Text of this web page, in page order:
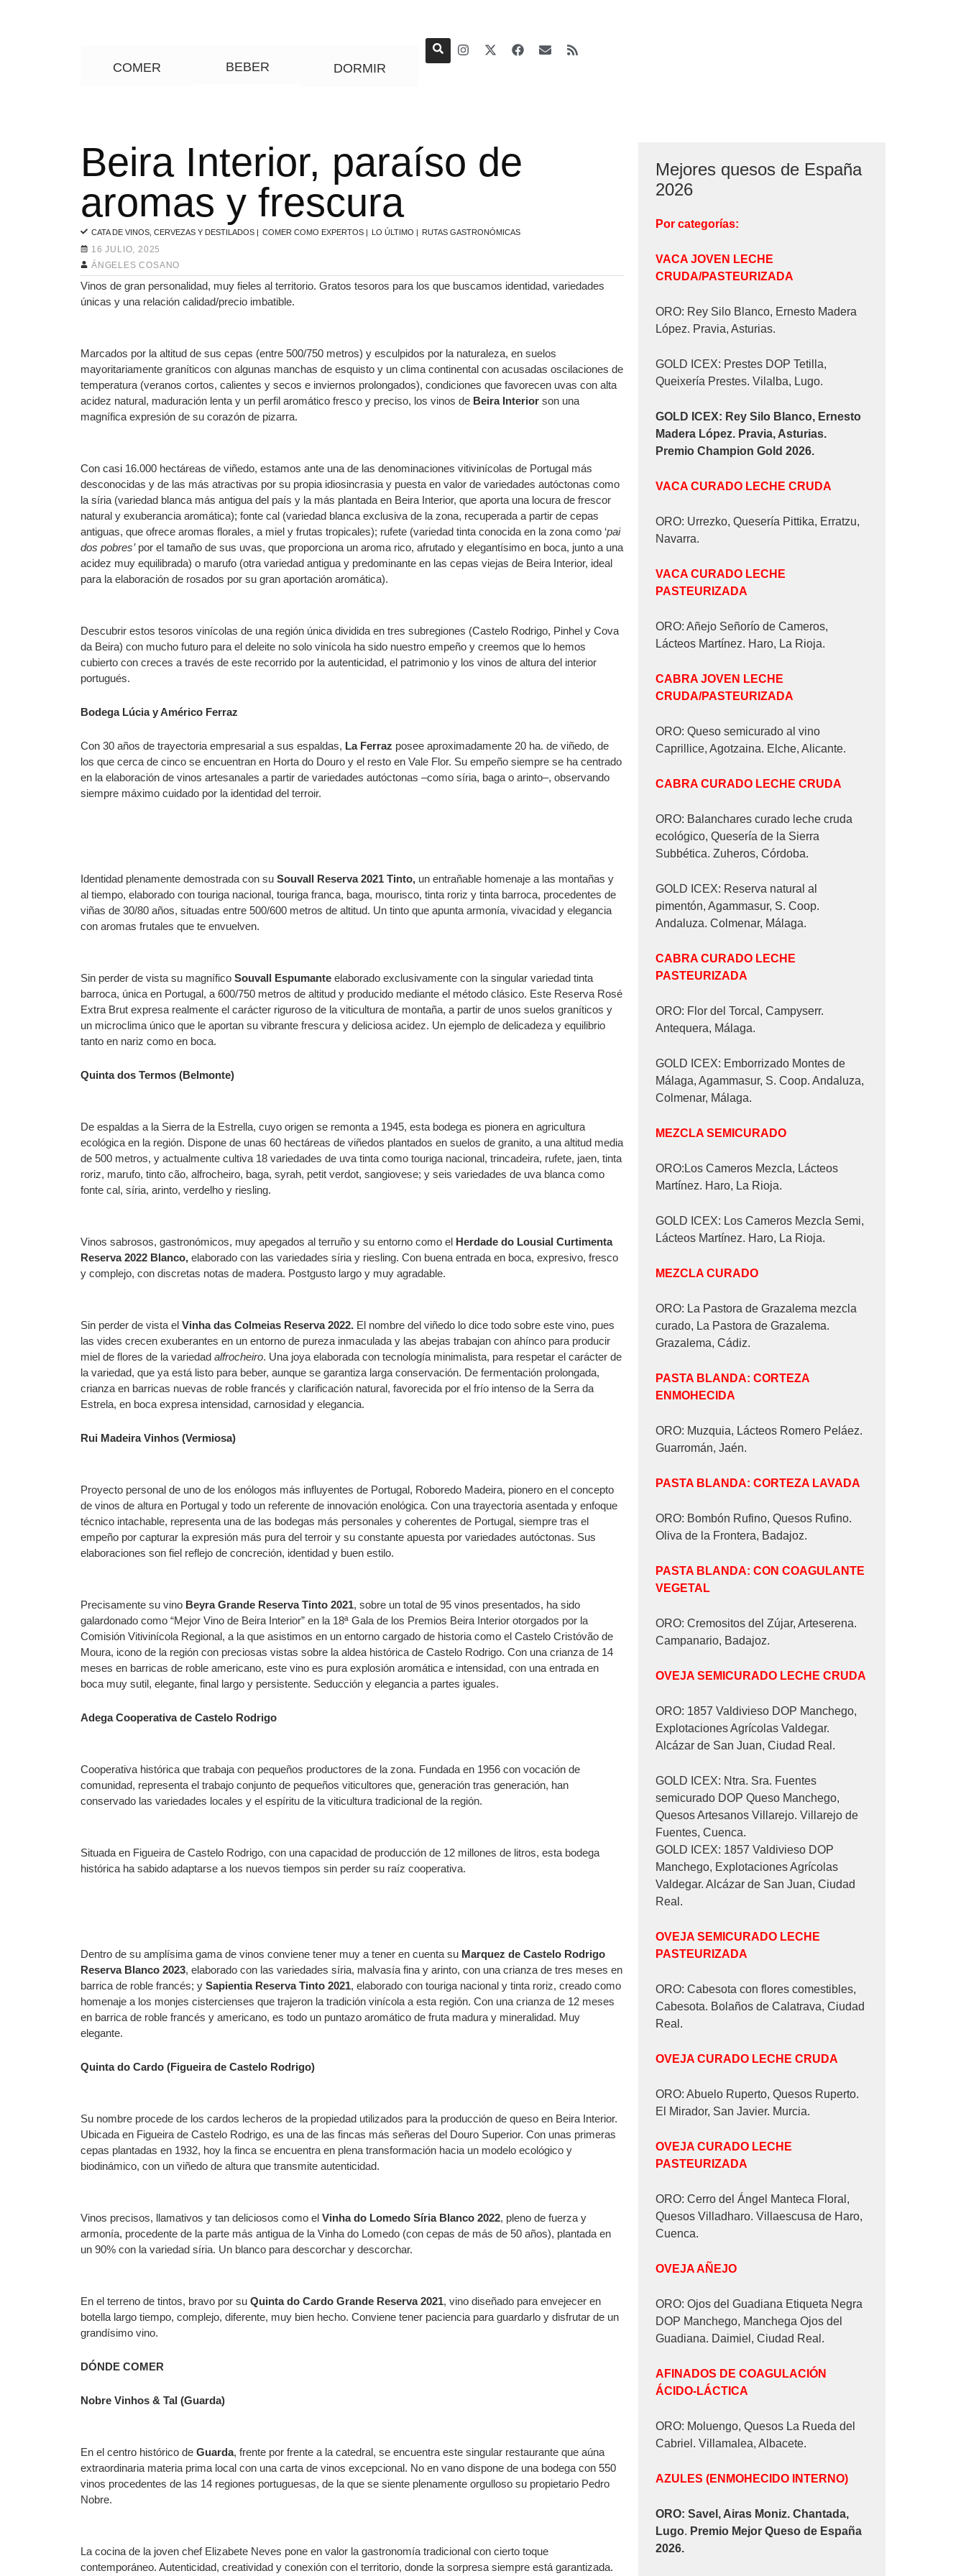
COMER BEBER DORMIR
Beira Interior, paraíso de
aromas y frescura
CATA DE VINOS, CERVEZAS Y DESTILADOS | COMER COMO EXPERTOS | LO ÚLTIMO | RUTAS GASTRONÓMICAS
16 JULIO, 2025
ÁNGELES COSANO
Vinos de gran personalidad, muy fieles al territorio. Gratos tesoros para los que buscamos identidad, variedades
únicas y una relación calidad/precio imbatible.
Marcados por la altitud de sus cepas (entre 500/750 metros) y esculpidos por la naturaleza, en suelos
mayoritariamente graníticos con algunas manchas de esquisto y un clima continental con acusadas oscilaciones de
temperatura (veranos cortos, calientes y secos e inviernos prolongados), condiciones que favorecen uvas con alta
acidez natural, maduración lenta y un perfil aromático fresco y preciso, los vinos de Beira Interior son una
magnífica expresión de su corazón de pizarra.
Con casi 16.000 hectáreas de viñedo, estamos ante una de las denominaciones vitivinícolas de Portugal más
desconocidas y de las más atractivas por su propia idiosincrasia y puesta en valor de variedades autóctonas como
la síria (variedad blanca más antigua del país y la más plantada en Beira Interior, que aporta una locura de frescor
natural y exuberancia aromática); fonte cal (variedad blanca exclusiva de la zona, recuperada a partir de cepas
antiguas, que ofrece aromas florales, a miel y frutas tropicales); rufete (variedad tinta conocida en la zona como ‘pai
dos pobres’por el tamaño de sus uvas, que proporciona un aroma rico, afrutado y elegantísimo en boca, junto a una
acidez muy equilibrada) o marufo (otra variedad antigua y predominante en las cepas viejas de Beira Interior, ideal
para la elaboración de rosados por su gran aportación aromática).
Descubrir estos tesoros vinícolas de una región única dividida en tres subregiones (Castelo Rodrigo, Pinhel y Cova
da Beira) con mucho futuro para el deleite no solo vinícola ha sido nuestro empeño y creemos que lo hemos
cubierto con creces a través de este recorrido por la autenticidad, el patrimonio y los vinos de altura del interior
portugués.
Bodega Lúcia y Américo Ferraz
Con 30 años de trayectoria empresarial a sus espaldas, La Ferraz posee aproximadamente 20 ha. de viñedo, de
los que cerca de cinco se encuentran en Horta do Douro y el resto en Vale Flor. Su empeño siempre se ha centrado
en la elaboración de vinos artesanales a partir de variedades autóctonas –como síria, baga o arinto–, observando
siempre máximo cuidado por la identidad del terroir.
Identidad plenamente demostrada con su Souvall Reserva 2021 Tinto, un entrañable homenaje a las montañas y
al tiempo, elaborado con touriga nacional, touriga franca, baga, mourisco, tinta roriz y tinta barroca, procedentes de
viñas de 30/80 años, situadas entre 500/600 metros de altitud. Un tinto que apunta armonía, vivacidad y elegancia
con aromas frutales que te envuelven.
Sin perder de vista su magnífico Souvall Espumante elaborado exclusivamente con la singular variedad tinta
barroca, única en Portugal, a 600/750 metros de altitud y producido mediante el método clásico. Este Reserva Rosé
Extra Brut expresa realmente el carácter riguroso de la viticultura de montaña, a partir de unos suelos graníticos y
un microclima único que le aportan su vibrante frescura y deliciosa acidez. Un ejemplo de delicadeza y equilibrio
tanto en nariz como en boca.
Quinta dos Termos (Belmonte)
De espaldas a la Sierra de la Estrella, cuyo origen se remonta a 1945, esta bodega es pionera en agricultura
ecológica en la región. Dispone de unas 60 hectáreas de viñedos plantados en suelos de granito, a una altitud media
de 500 metros, y actualmente cultiva 18 variedades de uva tinta como touriga nacional, trincadeira, rufete, jaen, tinta
roriz, marufo, tinto cão, alfrocheiro, baga, syrah, petit verdot, sangiovese; y seis variedades de uva blanca como
fonte cal, síria, arinto, verdelho y riesling.
Vinos sabrosos, gastronómicos, muy apegados al terruño y su entorno como el Herdade do Lousial Curtimenta
Reserva 2022 Blanco, elaborado con las variedades síria y riesling. Con buena entrada en boca, expresivo, fresco
y complejo, con discretas notas de madera. Postgusto largo y muy agradable.
Sin perder de vista el Vinha das Colmeias Reserva 2022. El nombre del viñedo lo dice todo sobre este vino, pues
las vides crecen exuberantes en un entorno de pureza inmaculada y las abejas trabajan con ahínco para producir
miel de flores de la variedad alfrocheiro. Una joya elaborada con tecnología minimalista, para respetar el carácter de
la variedad, que ya está listo para beber, aunque se garantiza larga conservación. De fermentación prolongada,
crianza en barricas nuevas de roble francés y clarificación natural, favorecida por el frío intenso de la Serra da
Estrela, en boca expresa intensidad, carnosidad y elegancia.
Rui Madeira Vinhos (Vermiosa)
Proyecto personal de uno de los enólogos más influyentes de Portugal, Roboredo Madeira, pionero en el concepto
de vinos de altura en Portugal y todo un referente de innovación enológica. Con una trayectoria asentada y enfoque
técnico intachable, representa una de las bodegas más personales y coherentes de Portugal, siempre tras el
empeño por capturar la expresión más pura del terroir y su constante apuesta por variedades autóctonas. Sus
elaboraciones son fiel reflejo de concreción, identidad y buen estilo.
Precisamente su vino Beyra Grande Reserva Tinto 2021, sobre un total de 95 vinos presentados, ha sido
galardonado como “Mejor Vino de Beira Interior” en la 18ª Gala de los Premios Beira Interior otorgados por la
Comisión Vitivinícola Regional, a la que asistimos en un entorno cargado de historia como el Castelo Cristóvão de
Moura, icono de la región con preciosas vistas sobre la aldea histórica de Castelo Rodrigo. Con una crianza de 14
meses en barricas de roble americano, este vino es pura explosión aromática e intensidad, con una entrada en
boca muy sutil, elegante, final largo y persistente. Seducción y elegancia a partes iguales.
Adega Cooperativa de Castelo Rodrigo
Cooperativa histórica que trabaja con pequeños productores de la zona. Fundada en 1956 con vocación de
comunidad, representa el trabajo conjunto de pequeños viticultores que, generación tras generación, han
conservado las variedades locales y el espíritu de la viticultura tradicional de la región.
Situada en Figueira de Castelo Rodrigo, con una capacidad de producción de 12 millones de litros, esta bodega
histórica ha sabido adaptarse a los nuevos tiempos sin perder su raíz cooperativa.
Dentro de su amplísima gama de vinos conviene tener muy a tener en cuenta su Marquez de Castelo Rodrigo
Reserva Blanco 2023, elaborado con las variedades síria, malvasía fina y arinto, con una crianza de tres meses en
barrica de roble francés; y Sapientia Reserva Tinto 2021, elaborado con touriga nacional y tinta roriz, creado como
homenaje a los monjes cistercienses que trajeron la tradición vinícola a esta región. Con una crianza de 12 meses
en barrica de roble francés y americano, es todo un puntazo aromático de fruta madura y mineralidad. Muy
elegante.
Quinta do Cardo (Figueira de Castelo Rodrigo)
Su nombre procede de los cardos lecheros de la propiedad utilizados para la producción de queso en Beira Interior.
Ubicada en Figueira de Castelo Rodrigo, es una de las fincas más señeras del Douro Superior. Con unas primeras
cepas plantadas en 1932, hoy la finca se encuentra en plena transformación hacia un modelo ecológico y
biodinámico, con un viñedo de altura que transmite autenticidad.
Vinos precisos, llamativos y tan deliciosos como el Vinha do Lomedo Síria Blanco 2022, pleno de fuerza y
armonía, procedente de la parte más antigua de la Vinha do Lomedo (con cepas de más de 50 años), plantada en
un 90% con la variedad síria. Un blanco para descorchar y descorchar.
En el terreno de tintos, bravo por su Quinta do Cardo Grande Reserva 2021, vino diseñado para envejecer en
botella largo tiempo, complejo, diferente, muy bien hecho. Conviene tener paciencia para guardarlo y disfrutar de un
grandísimo vino.
DÓNDE COMER
Nobre Vinhos & Tal (Guarda)
En el centro histórico de Guarda, frente por frente a la catedral, se encuentra este singular restaurante que aúna
extraordinaria materia prima local con una carta de vinos excepcional. No en vano dispone de una bodega con 550
vinos procedentes de las 14 regiones portuguesas, de la que se siente plenamente orgulloso su propietario Pedro
Nobre.
La cocina de la joven chef Elizabete Neves pone en valor la gastronomía tradicional con cierto toque
contemporáneo. Autenticidad, creatividad y conexión con el territorio, donde la sorpresa siempre está garantizada.
Mejores quesos de España
2026
Por categorías:
VACA JOVEN LECHE
CRUDA/PASTEURIZADA
ORO: Rey Silo Blanco, Ernesto Madera
López. Pravia, Asturias.
GOLD ICEX: Prestes DOP Tetilla,
Queixería Prestes. Vilalba, Lugo.
GOLD ICEX: Rey Silo Blanco, Ernesto
Madera López. Pravia, Asturias.
Premio Champion Gold 2026.
VACA CURADO LECHE CRUDA
ORO: Urrezko, Quesería Pittika, Erratzu,
Navarra.
VACA CURADO LECHE
PASTEURIZADA
ORO: Añejo Señorío de Cameros,
Lácteos Martínez. Haro, La Rioja.
CABRA JOVEN LECHE
CRUDA/PASTEURIZADA
ORO: Queso semicurado al vino
Caprillice, Agotzaina. Elche, Alicante.
CABRA CURADO LECHE CRUDA
ORO: Balanchares curado leche cruda
ecológico, Quesería de la Sierra
Subbética. Zuheros, Córdoba.
GOLD ICEX: Reserva natural al
pimentón, Agammasur, S. Coop.
Andaluza. Colmenar, Málaga.
CABRA CURADO LECHE
PASTEURIZADA
ORO: Flor del Torcal, Campyserr.
Antequera, Málaga.
GOLD ICEX: Emborrizado Montes de
Málaga, Agammasur, S. Coop. Andaluza,
Colmenar, Málaga.
MEZCLA SEMICURADO
ORO:Los Cameros Mezcla, Lácteos
Martínez. Haro, La Rioja.
GOLD ICEX: Los Cameros Mezcla Semi,
Lácteos Martínez. Haro, La Rioja.
MEZCLA CURADO
ORO: La Pastora de Grazalema mezcla
curado, La Pastora de Grazalema.
Grazalema, Cádiz.
PASTA BLANDA: CORTEZA
ENMOHECIDA
ORO: Muzquia, Lácteos Romero Peláez.
Guarromán, Jaén.
PASTA BLANDA: CORTEZA LAVADA
ORO: Bombón Rufino, Quesos Rufino.
Oliva de la Frontera, Badajoz.
PASTA BLANDA: CON COAGULANTE
VEGETAL
ORO: Cremositos del Zújar, Arteserena.
Campanario, Badajoz.
OVEJA SEMICURADO LECHE CRUDA
ORO: 1857 Valdivieso DOP Manchego,
Explotaciones Agrícolas Valdegar.
Alcázar de San Juan, Ciudad Real.
GOLD ICEX: Ntra. Sra. Fuentes
semicurado DOP Queso Manchego,
Quesos Artesanos Villarejo. Villarejo de
Fuentes, Cuenca.
GOLD ICEX: 1857 Valdivieso DOP
Manchego, Explotaciones Agrícolas
Valdegar. Alcázar de San Juan, Ciudad
Real.
OVEJA SEMICURADO LECHE
PASTEURIZADA
ORO: Cabesota con flores comestibles,
Cabesota. Bolaños de Calatrava, Ciudad
Real.
OVEJA CURADO LECHE CRUDA
ORO: Abuelo Ruperto, Quesos Ruperto.
El Mirador, San Javier. Murcia.
OVEJA CURADO LECHE
PASTEURIZADA
ORO: Cerro del Ángel Manteca Floral,
Quesos Villadharo. Villaescusa de Haro,
Cuenca.
OVEJA AÑEJO
ORO: Ojos del Guadiana Etiqueta Negra
DOP Manchego, Manchega Ojos del
Guadiana. Daimiel, Ciudad Real.
AFINADOS DE COAGULACIÓN
ÁCIDO-LÁCTICA
ORO: Moluengo, Quesos La Rueda del
Cabriel. Villamalea, Albacete.
AZULES (ENMOHECIDO INTERNO)
ORO: Savel, Airas Moniz. Chantada,
Lugo. Premio Mejor Queso de España
2026.